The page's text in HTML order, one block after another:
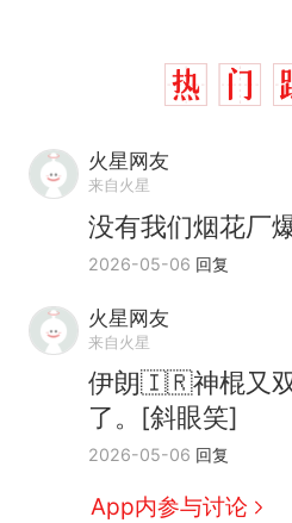
火星网友
来自火星
没有我们烟花厂
2026-05-06 回复
火星网友
来自火星
伊朗🇮🇷神棍又
了。[斜眼笑]
2026-05-06 回复
App内参与讨论
热 那个在
因老师一
人生
新 费大厨“
号，仅凭
协会回应
美国渔民